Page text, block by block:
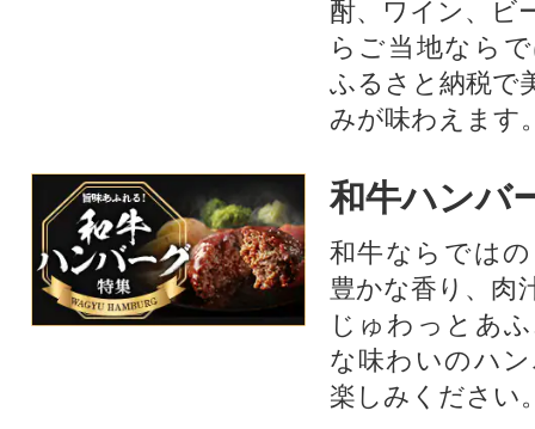
酎、ワイン、ビ
らご当地なら
ふるさと納税で
みが味わえます
和牛ハンバ
和牛ならでは
豊かな香り、肉
じゅわっとあ
な味わいのハ
楽しみください